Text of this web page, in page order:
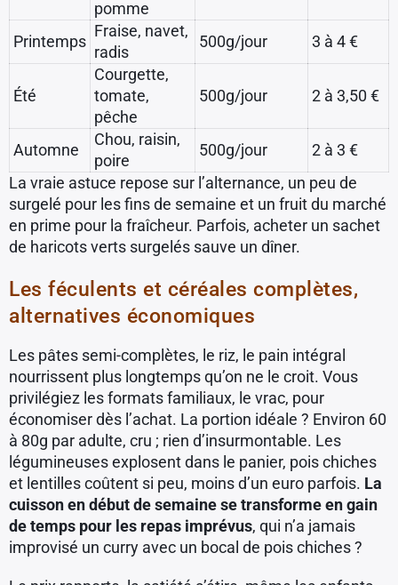
pomme
Printemps
Fraise, navet,
radis
500g/jour 3 à 4 €
Été
Courgette,
tomate,
pêche
500g/jour 2 à 3,50 €
Automne
Chou, raisin,
poire
500g/jour
2 à 3 €
La vraie astuce repose sur l’alternance, un peu de
surgelé pour les fins de semaine et un fruit du marché
en prime pour la fraîcheur. Parfois, acheter un sachet
de haricots verts surgelés sauve un dîner.
Les féculents et céréales complètes,
alternatives économiques
Les pâtes semi-complètes, le riz, le pain intégral
nourrissent plus longtemps qu’on ne le croit. Vous
privilégiez les formats familiaux, le vrac, pour
économiser dès l’achat. La portion idéale ? Environ 60
à 80g par adulte, cru ; rien d’insurmontable. Les
légumineuses explosent dans le panier, pois chiches
et lentilles coûtent si peu, moins d’un euro parfois. La
cuisson en début de semaine se transforme en gain
de temps pour les repas imprévus, qui n’a jamais
improvisé un curry avec un bocal de pois chiches ?